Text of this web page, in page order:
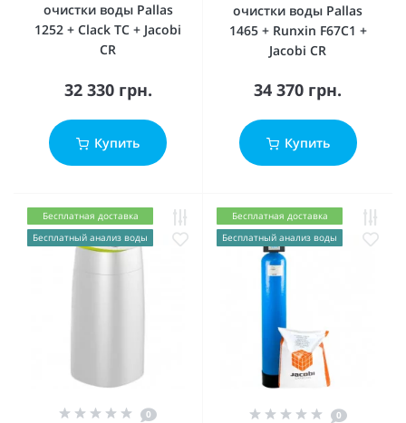
очистки воды Pallas
1252 + Clack ТC + Jacobi
CR
32 330 грн.
Купить
очистки воды Pallas
1465 + Runxin F67C1 +
Jacobi CR
34 370 грн.
Купить
Бесплатная доставка
Бесплатный анализ воды
0
Бесплатная доставка
Бесплатный анализ воды
0